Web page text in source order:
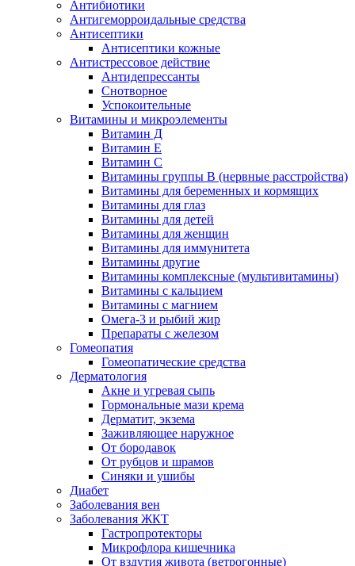
Антибиотики
Антигеморроидальные средства
Антисептики
Антисептики кожные
Антистрессовое действие
Антидепрессанты
Снотворное
Успокоительные
Витамины и микроэлементы
Витамин Д
Витамин Е
Витамин С
Витамины группы В (нервные расстройства)
Витамины для беременных и кормящих
Витамины для глаз
Витамины для детей
Витамины для женщин
Витамины для иммунитета
Витамины другие
Витамины комплексные (мультивитамины)
Витамины с кальцием
Витамины с магнием
Омега-3 и рыбий жир
Препараты с железом
Гомеопатия
Гомеопатические средства
Дерматология
Акне и угревая сыпь
Гормональные мази крема
Дерматит, экзема
Заживляющее наружное
От бородавок
От рубцов и шрамов
Синяки и ушибы
Диабет
Заболевания вен
Заболевания ЖКТ
Гастропротекторы
Микрофлора кишечника
От вздутия живота (ветрогонные)